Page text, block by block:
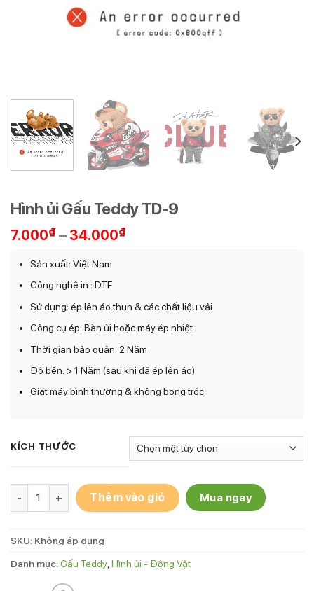
Hình ủi Gấu Teddy TD-9
7.000₫ – 34.000₫
34.000₫
Sản xuất: Việt Nam
Công nghệ in : DTF
Sử dụng: ép lên áo thun & các chất liệu vải
Công cụ ép: Bàn ủi hoặc máy ép nhiệt
Thời gian bảo quản: 2 Năm
Độ bền: > 1 Năm (sau khi đã ép lên áo)
Giặt máy bình thường & không bong tróc
KÍCH THƯỚC
Hình ủi Gấu Teddy TD-9 số lượng
Thêm vào giỏ Mua ngay
SKU: Không áp dụng
Danh mục:Gấu Teddy Hình ủi - Động Vật